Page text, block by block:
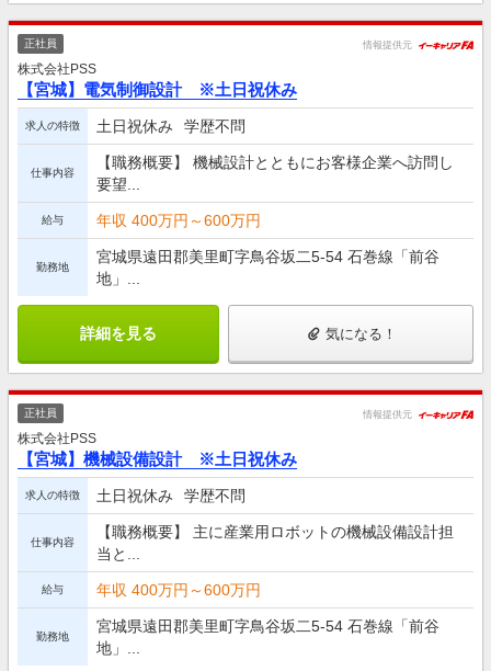
正社員 情報提供元
株式会社PSS
【宮城】電気制御設計 ※土日祝休み
求人の特徴 土日祝休み 学歴不問
仕事内容
【職務概要】 機械設計とともにお客様企業へ訪問し
要望...
給与 年収 400万円～600万円
勤務地
宮城県遠田郡美里町字鳥谷坂二5-54 石巻線「前谷
地」...
詳細を見る 気になる！
正社員 情報提供元
株式会社PSS
【宮城】機械設備設計 ※土日祝休み
求人の特徴 土日祝休み 学歴不問
仕事内容
【職務概要】 主に産業用ロボットの機械設備設計担
当と...
給与 年収 400万円～600万円
勤務地
宮城県遠田郡美里町字鳥谷坂二5-54 石巻線「前谷
地」...